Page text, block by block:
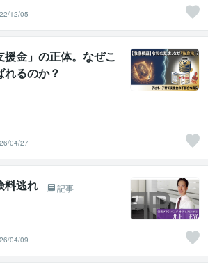
12/05
援金」の正体。なぜこ
れるのか？
04/27
料逃れ
記事
04/09